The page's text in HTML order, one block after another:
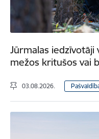
Jūrmalas iedzīvotāji
mežos kritušos vai
03.08.2026.